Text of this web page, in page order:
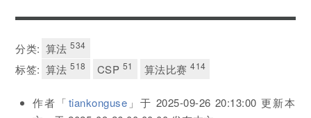
分类: 算法534
标签: 算法518 CSP 51 算法比赛414
作者「tiankonguse 」于 2025-09-26 20:13:00 更新本